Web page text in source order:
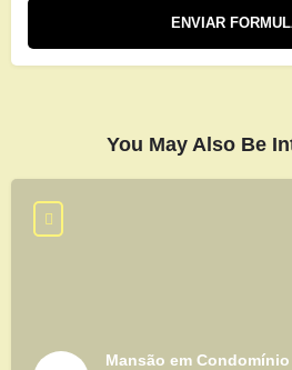
You May Also Be
Mansão em